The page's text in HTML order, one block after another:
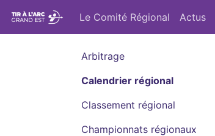
Le Comité Régional Actus
Arbitrage
Calendrier régional
Classement régional
Championnats régionaux